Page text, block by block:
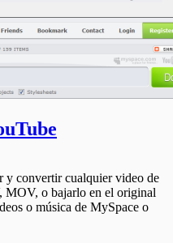
y convertir cualquier video de
o bajarlo en el original
o música de MySpace o